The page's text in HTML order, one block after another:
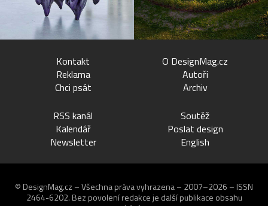
Kontakt
Reklama
Chci psát
O DesignMag.cz
Autoři
Archiv
RSS kanál
Kalendář
Newsletter
Soutěž
Poslat design
English
© DesignMag.cz – Všechna práva vyhrazena – 2007–2026 – ISSN
2464-6202. Bez povolení redakce je další publikace obsahu